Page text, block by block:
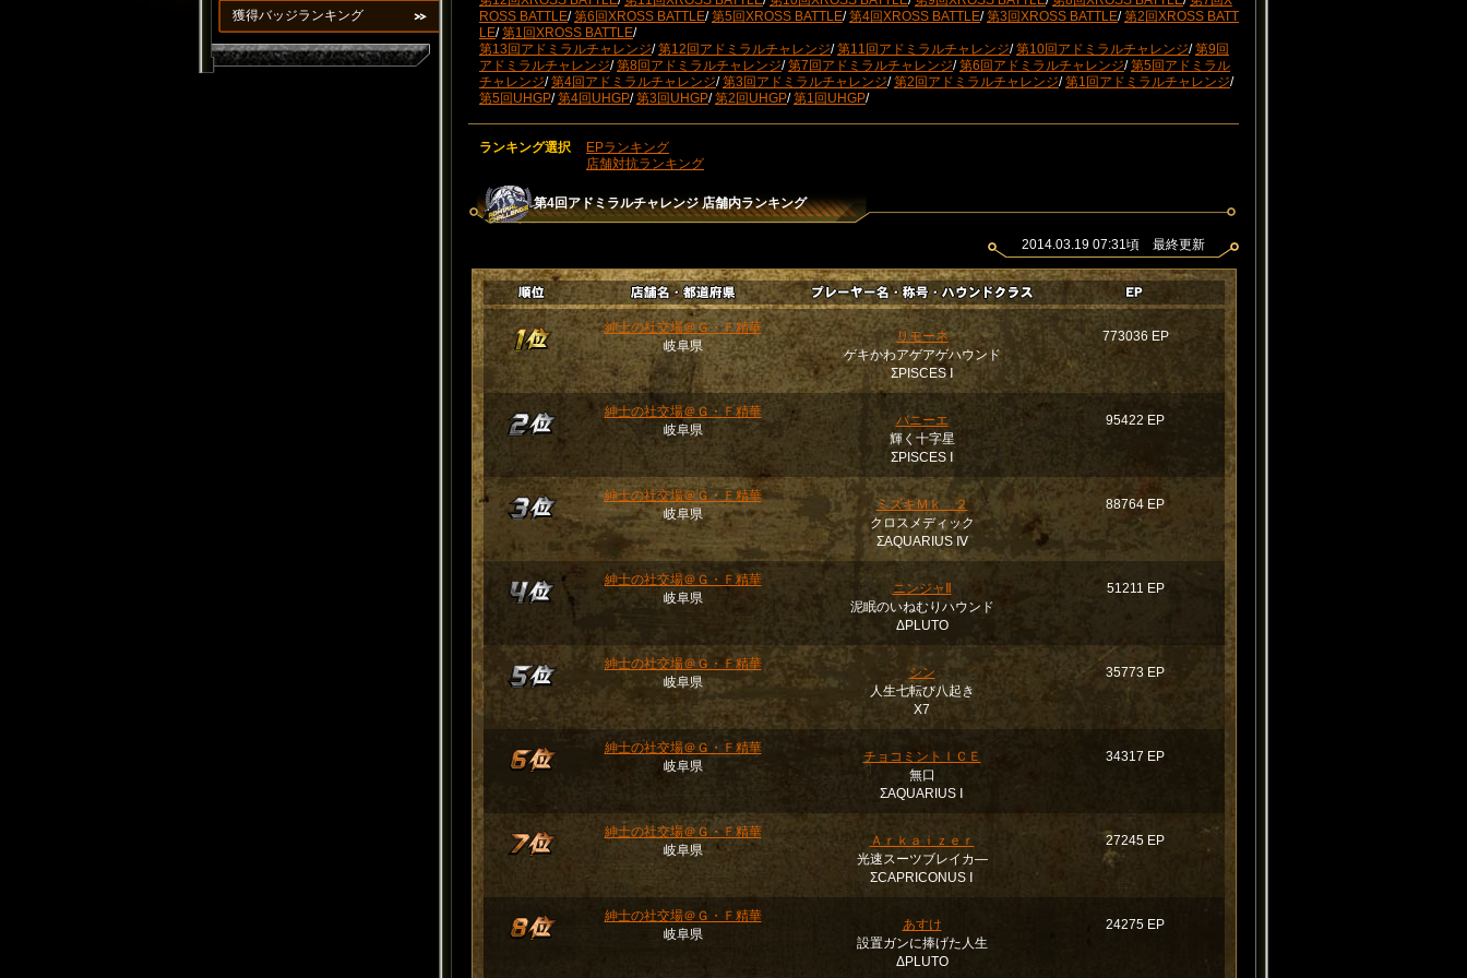
獲得バッジランキング
ROSS BATTLE/第6回XROSS BATTLE/第5回XROSS BATTLE/第4回XROSS BATTLE/第3回XROSS BATTLE/第2回XROSS BATT
LE/第1回XROSS BATTLE/
第13回アドミラルチャレンジ/第12回アドミラルチャレンジ/第11回アドミラルチャレンジ/第10回アドミラルチャレンジ/第9回
アドミラルチャレンジ/第8回アドミラルチャレンジ/第7回アドミラルチャレンジ/第6回アドミラルチャレンジ/第5回アドミラル
チャレンジ/第4回アドミラルチャレンジ/第3回アドミラルチャレンジ/第2回アドミラルチャレンジ/第1回アドミラルチャレンジ/
第5回UHGP/第4回UHGP/第3回UHGP/第2回UHGP/第1回UHGP/
ランキング選択
EPランキング
店舗対抗ランキング
第4回アドミラルチャレンジ店舗内ランキング
2014.03.19 07:31頃 最終更新
紳士の社交場＠Ｇ・Ｆ精華
岐阜県
リモーネ
ゲキかわアゲアゲハウンド
ΣPISCES Ⅰ
773036 EP
紳士の社交場＠Ｇ・Ｆ精華
岐阜県
バニーエ
輝く十字星
ΣPISCES Ⅰ
95422 EP
紳士の社交場＠Ｇ・Ｆ精華
岐阜県
ミズキＭｋ＿２
クロスメディック
ΣAQUARIUS Ⅳ
88764 EP
紳士の社交場＠Ｇ・Ｆ精華
岐阜県
ニンジャⅡ
泥眠のいねむりハウンド
ΔPLUTO
51211 EP
紳士の社交場＠Ｇ・Ｆ精華
岐阜県
シン
人生七転び八起き
Χ7
35773 EP
紳士の社交場＠Ｇ・Ｆ精華
岐阜県
チョコミントＩＣＥ
無口
ΣAQUARIUS Ⅰ
34317 EP
紳士の社交場＠Ｇ・Ｆ精華
岐阜県
Ａｒｋａｉｚｅｒ
光速スーツブレイカ―
ΣCAPRICONUS Ⅰ
27245 EP
紳士の社交場＠Ｇ・Ｆ精華
岐阜県
あすけ
設置ガンに捧げた人生
ΔPLUTO
24275 EP